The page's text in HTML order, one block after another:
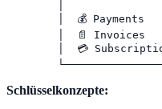
│  💰 Payments
│  📄 Invoices
│  💳
Schlüsselkonzepte: